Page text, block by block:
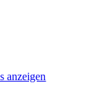
anzeigen